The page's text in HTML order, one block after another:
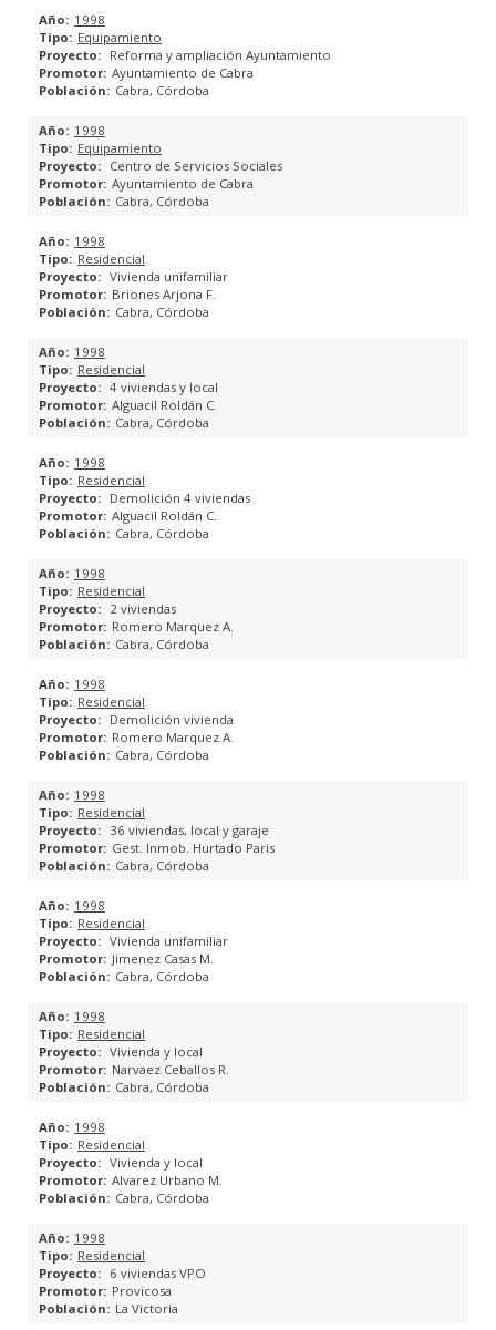
ESTUDIOS DE DETALLE
PROYECTOS DE REPARCELACIÓN
PROYECTOS DE BASES Y ESTATUTOS DE JUNTAS DE
COMPENSACIÓN
CATÁLOGO URBANÍSTICO
ESPACIOS PÚBLICOS
INGENIERÍA DE EDIFICACIÓN
PROYECTOS DE ESTRUCTURA
PROYECTOS DE INSTALACIONES
CUMPLIMIENTO HE 2013
MEMORIAS CTE
MEDICIONES Y PRESUPUESTOS
EFICIENCIA ENERGÉTICA
CERTIFICACIÓN ENERGÉTICA
ARQUITECTURA COLABORATIVA
Viviendas, Oficinas y Locales en Calle Jaime, Lucena.
Viviendas y Local Comercial en Calle Martín Belda, Cabra.
CONSTRUCCIÓN
REHABILITACIÓN ENERGÉTICA
REFORMAS
OBRA NUEVA
OBRA CIVIL
FONDOS FEDER 2014/2020
GESTIONES ADMINISTRATIVAS
1998
Equipamiento
Reforma y ampliación Ayuntamiento
Ayuntamiento de Cabra
Cabra, Córdoba
1998
Equipamiento
Centro de Servicios Sociales
Ayuntamiento de Cabra
Cabra, Córdoba
1998
Residencial
Vivienda unifamiliar
Briones Arjona F.
Cabra, Córdoba
1998
Residencial
4 viviendas y local
Alguacil Roldán C.
Cabra, Córdoba
1998
Residencial
Demolición 4 viviendas
Alguacil Roldán C.
Cabra, Córdoba
1998
Residencial
2 viviendas
Romero Marquez A.
Cabra, Córdoba
1998
Residencial
Demolición vivienda
Romero Marquez A.
Cabra, Córdoba
1998
Residencial
36 viviendas, local y garaje
Gest. Inmob. Hurtado Paris
Cabra, Córdoba
1998
Residencial
Vivienda unifamiliar
Jimenez Casas M.
Cabra, Córdoba
1998
Residencial
Vivienda y local
Narvaez Ceballos R.
Cabra, Córdoba
1998
Residencial
Vivienda y local
Alvarez Urbano M.
Cabra, Córdoba
1998
Residencial
6 viviendas VPO
Provicosa
La Victoria